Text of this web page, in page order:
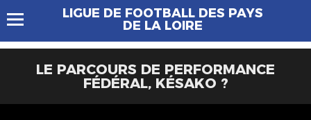
LIGUE DE FOOTBALL DES PAYS
DE LA LOIRE
LE PARCOURS DE PERFORMANCE
FÉDÉRAL, KÉSAKO ?